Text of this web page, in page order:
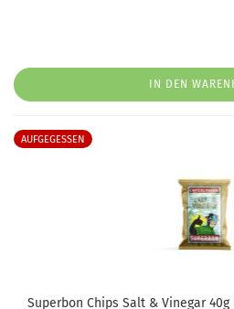
IN DEN
AUFGEGESSEN
Superbon Chips Salt & Vinegar 40g